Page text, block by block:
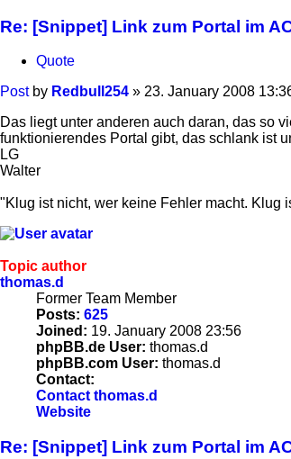
Re: [Snippet] Link zum Portal im
Quote
Post by Redbull254 » 23. January 2008
Das liegt unter anderen auch daran, das so
funktionierendes Portal gibt, das schlank ist
LG
Walter
"Klug ist nicht, wer keine Fehler macht. Klug
Topic author
thomas.d
Former Team Member
Posts: 625
Joined: 19. January 2008 23:56
phpBB.de User: thomas.d
phpBB.com User: thomas.d
Contact:
Contact thomas.d
Website
Re: [Snippet] Link zum Portal im